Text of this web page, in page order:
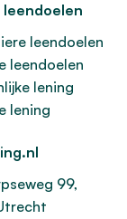
leendoelen
leendoelen
leendoelen
lening
lening
99,